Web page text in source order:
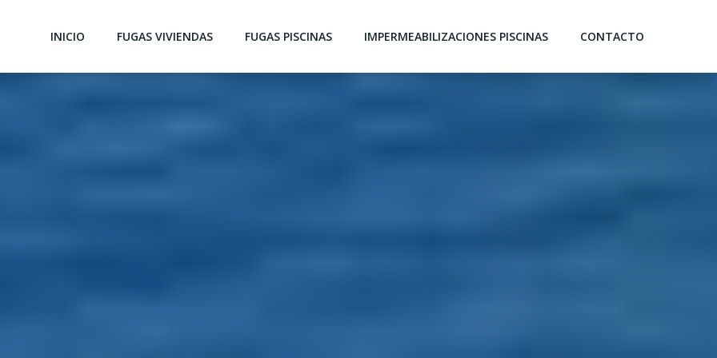
INICIO FUGAS VIVIENDAS FUGAS PISCINAS IMPERMEABILIZACIONES PISCINAS CONTACTO